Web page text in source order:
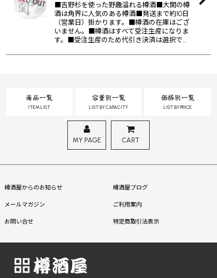
■吉野杉を使った野趣溢れる樽酒■大関の樽
酒は角界に人気のある樽酒■発送まで約10日
（営業日）掛かります。■樽酒の在庫はござ
いません。■樽酒はすべて受注生産になりま
す。■受注生産のため代引き決済は選択で…
商品一覧
ITEM LIST
容量別一覧
LIST BY CAPACITY
価格別一覧
LIST BY PRICE
MY PAGE CART
樽酒屋からのお知らせ 樽酒屋ブログ
メールマガジン ご利用案内
お問い合せ 特定商取引法表示